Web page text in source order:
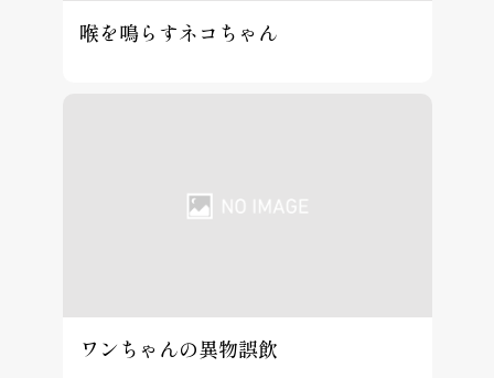
喉を鳴らすネコちゃん
ワンちゃんの異物誤飲